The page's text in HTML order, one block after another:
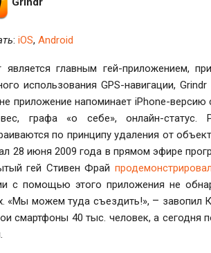
: iOS, Android
является главным гей-приложением,
использования GPS-навигации,
приложение напоминает iPhone-версию
вес, графа «о себе», онлайн-
по принципу удаления от
28 июня 2009 года в прямом эфире
гей Стивен Фрай
с помощью этого приложения не
«Мы можем туда съездить!», – завопил
смартфоны 40 тыс. человек, а сегодня